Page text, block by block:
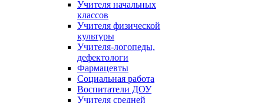
Учителя начальных
классов
Учителя физической
культуры
Учителя-логопеды,
дефектологи
Фармацевты
Социальная работа
Воспитатели ДОУ
Учителя средней